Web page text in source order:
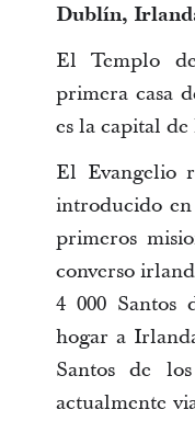
Dublín,
El Templo
primera casa
es la capital
El Evangelio
introducido
primeros
converso
4 000 Santos
hogar a
Santos de
actualmente